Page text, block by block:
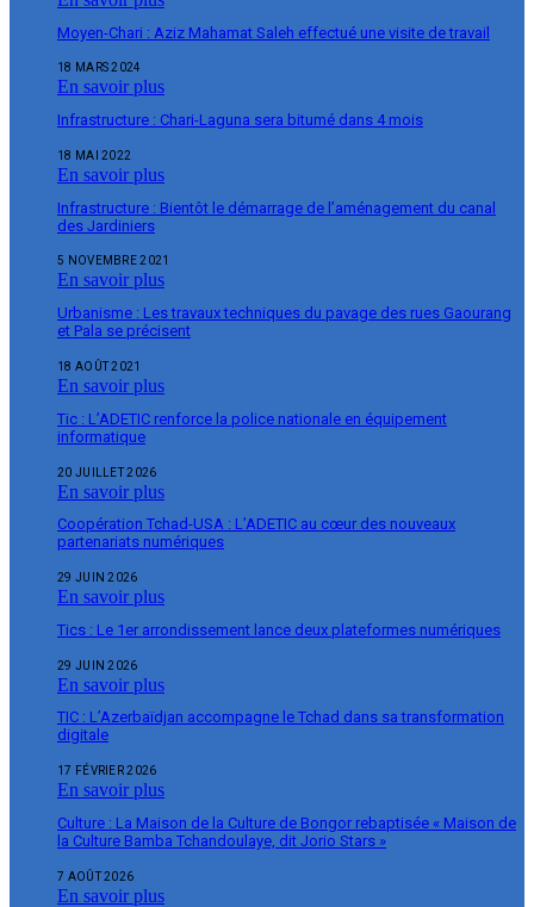
Moyen-Chari : Aziz Mahamat Saleh effectué une visite de travail
18 MARS 2024
En savoir plus
Infrastructure : Chari-Laguna sera bitumé dans 4 mois
18 MAI 2022
En savoir plus
Infrastructure : Bientôt le démarrage de l’aménagement du canal
des Jardiniers
5 NOVEMBRE 2021
En savoir plus
Urbanisme : Les travaux techniques du pavage des rues Gaourang
et Pala se précisent
18 AOÛT 2021
En savoir plus
Tic : L’ADETIC renforce la police nationale en équipement
informatique
20 JUILLET 2026
En savoir plus
Coopération Tchad-USA : L’ADETIC au cœur des nouveaux
partenariats numériques
29 JUIN 2026
En savoir plus
Tics : Le 1er arrondissement lance deux plateformes numériques
29 JUIN 2026
En savoir plus
TIC : L’Azerbaïdjan accompagne le Tchad dans sa transformation
digitale
17 FÉVRIER 2026
En savoir plus
Culture : La Maison de la Culture de Bongor rebaptisée « Maison de
la Culture Bamba Tchandoulaye, dit Jorio Stars »
7 AOÛT 2026
En savoir plus